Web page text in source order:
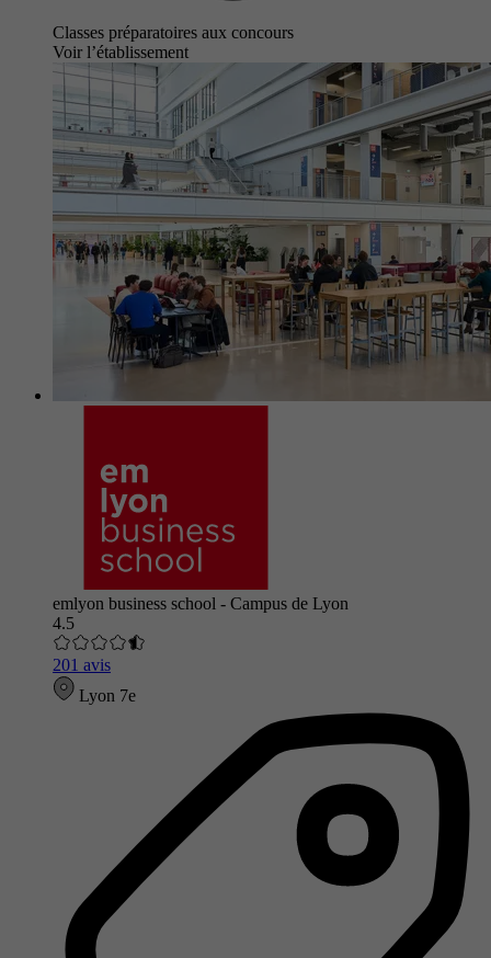
Classes préparatoires aux concours
Voir l’établissement
emlyon business school - Campus de Lyon
4.5
201 avis
Lyon 7e